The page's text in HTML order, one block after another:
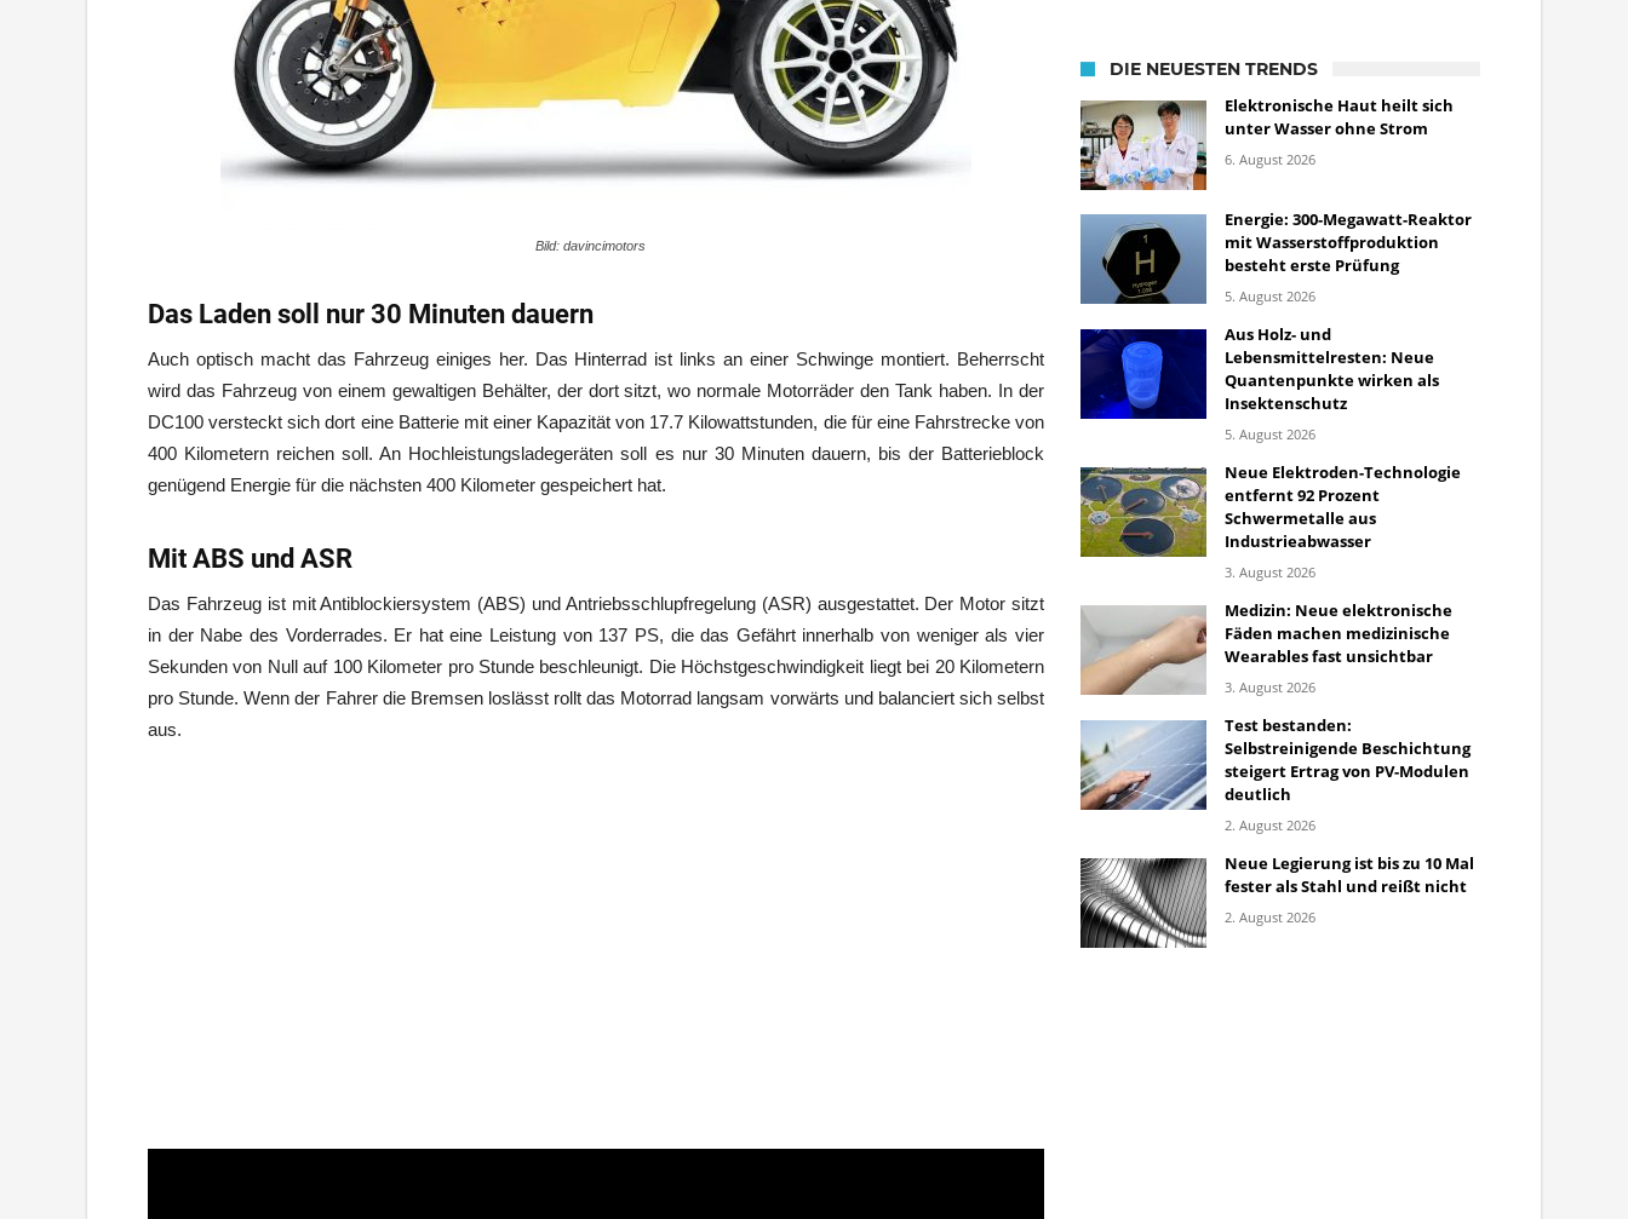
Bild: davincimotors
Das Laden soll nur 30 Minuten dauern
Auch optisch macht das Fahrzeug einiges her. Das Hinterrad ist links an einer Schwinge montiert. Beherrscht
wird das Fahrzeug von einem gewaltigen Behälter, der dort sitzt, wo normale Motorräder den Tank haben. In der
DC100 versteckt sich dort eine Batterie mit einer Kapazität von 17.7 Kilowattstunden, die für eine Fahrstrecke von
400 Kilometern reichen soll. An Hochleistungsladegeräten soll es nur 30 Minuten dauern, bis der Batterieblock
genügend Energie für die nächsten 400 Kilometer gespeichert hat.
Mit ABS und ASR
Das Fahrzeug ist mit Antiblockiersystem (ABS) und Antriebsschlupfregelung (ASR) ausgestattet. Der Motor sitzt
in der Nabe des Vorderrades. Er hat eine Leistung von 137 PS, die das Gefährt innerhalb von weniger als vier
Sekunden von Null auf 100 Kilometer pro Stunde beschleunigt. Die Höchstgeschwindigkeit liegt bei 20 Kilometern
pro Stunde. Wenn der Fahrer die Bremsen loslässt rollt das Motorrad langsam vorwärts und balanciert sich selbst
aus.
DIE NEUESTEN TRENDS
Elektronische Haut heilt sich
unter Wasser ohne Strom
6. August 2026
Energie: 300-Megawatt-Reaktor
mit Wasserstoffproduktion
besteht erste Prüfung
5. August 2026
Aus Holz- und
Lebensmittelresten: Neue
Quantenpunkte wirken als
Insektenschutz
5. August 2026
Neue Elektroden-Technologie
entfernt 92 Prozent
Schwermetalle aus
Industrieabwasser
3. August 2026
Medizin: Neue elektronische
Fäden machen medizinische
Wearables fast unsichtbar
3. August 2026
Test bestanden:
Selbstreinigende Beschichtung
steigert Ertrag von PV-Modulen
deutlich
2. August 2026
Neue Legierung ist bis zu 10 Mal
fester als Stahl und reißt nicht
2. August 2026